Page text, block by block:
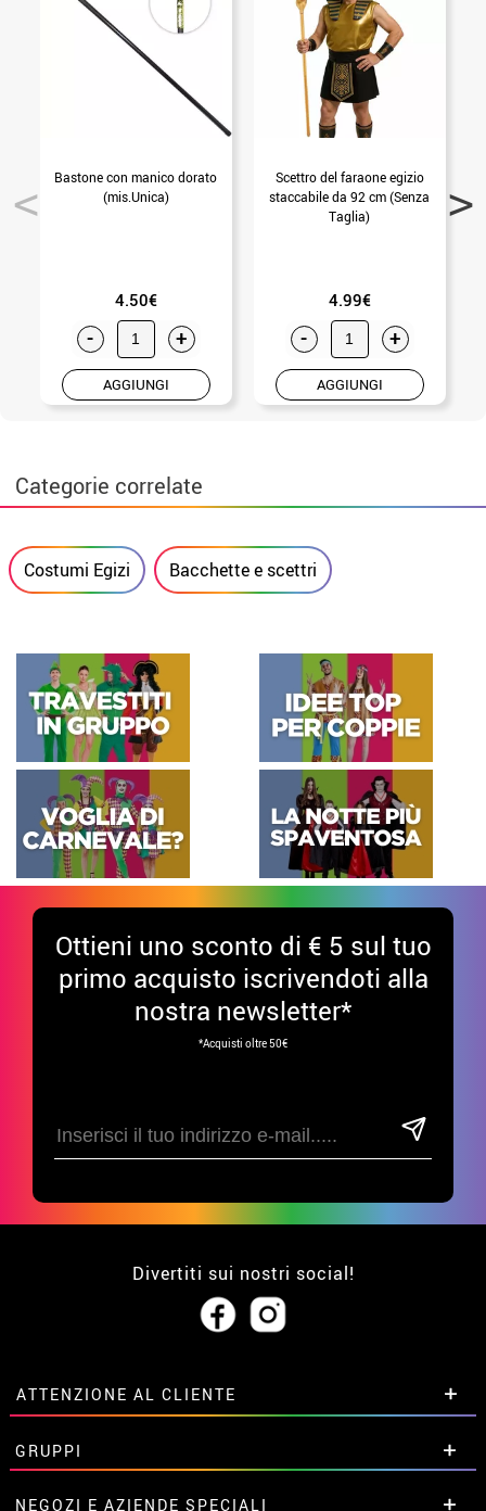
Bastone con manico dorato
(mis.Unica)
4.50€
- +
AGGIUNGI
Scettro del faraone egizio
staccabile da 92 cm (Senza
Taglia)
4.99€
- +
AGGIUNGI
Categorie correlate
Costumi Egizi Bacchette e scettri
Ottieni uno sconto di € 5 sul tuo
primo acquisto iscrivendoti alla
nostra newsletter*
*Acquisti oltre 50€
Divertiti sui nostri social!
ATTENZIONE AL CLIENTE
• Su di noi
• Condizioni di vendita
• Avviso legale privacy
GRUPPI
Sconti speciali per gruppi.
NEGOZI E AZIENDE SPECIALI